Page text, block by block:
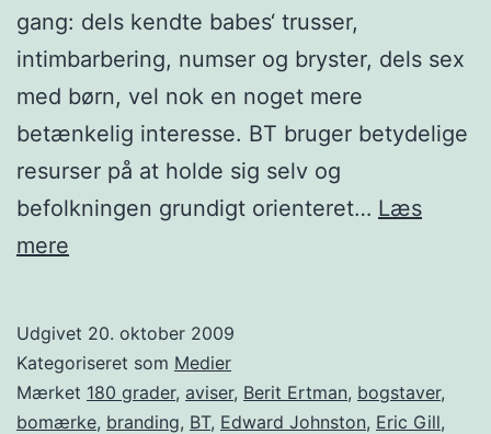
gang: dels kendte babes‘ trusser,
intimbarbering, numser og bryster, dels sex
med børn, vel nok en noget mere
betænkelig interesse. BT bruger betydelige
resurser på at holde sig selv og
befolkningen grundigt orienteret… Læs
mere
Udgivet 20. oktober 2009
Kategoriseret som Medier
Mærket 180 grader, aviser, Berit Ertman, bogstaver,
bomærke, branding, BT, Edward Johnston, Eric Gill,